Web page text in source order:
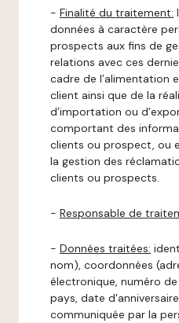
- Finalité du traitement:
données à caractère
prospects aux fins de
relations avec ces
cadre de l’alimentation
client ainsi que de la
d’importation ou
comportant des
clients ou prospect, ou
la gestion des
clients ou prospects.
- Responsable de
- Données traitées:
nom), coordonnées
électronique, numéro
pays, date
communiquée par la